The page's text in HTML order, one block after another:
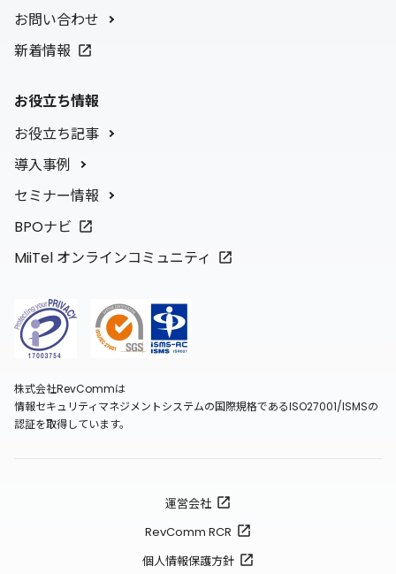
お問い合わせ
新着情報
お役立ち情報
お役立ち記事
導入事例
セミナー情報
BPOナビ
MiiTel オンラインコミュニティ
株式会社RevCommは
情報セキュリティマネジメントシステムの国際規格であるISO27001/ISMSの
認証を取得しています。
運営会社
RevComm RCR
個人情報保護方針